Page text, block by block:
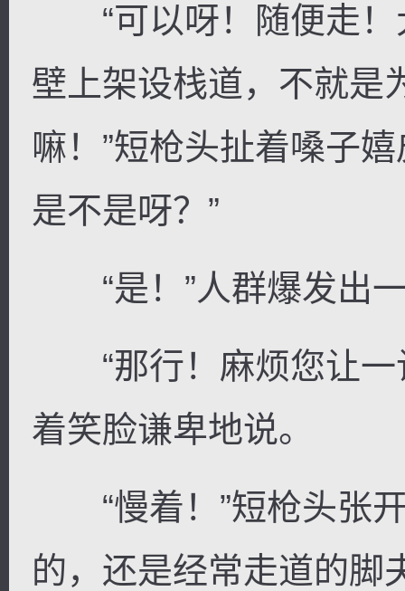
“可以呀！随便走！
壁上架设栈道，不就是
嘛！”短枪头扯着嗓子
是不是呀？”
“是！”人群爆发出
“那行！麻烦您让一
着笑脸谦卑地说。
“慢着！”短枪头张开
的，还是经常走道的脚